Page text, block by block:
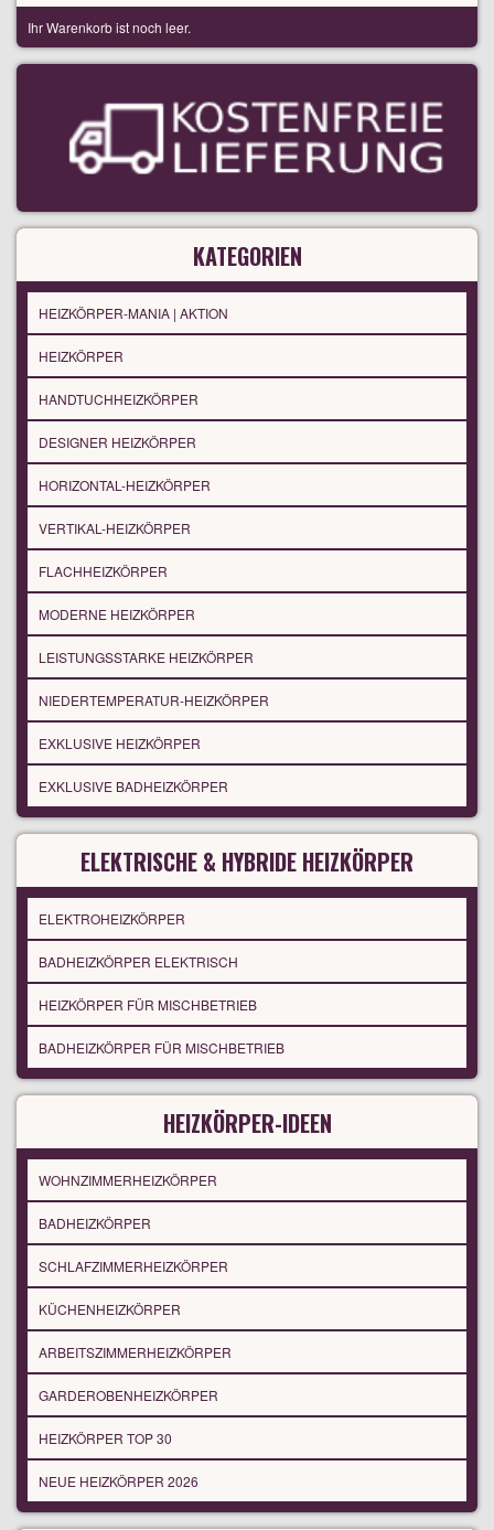
Ihr Warenkorb ist noch leer.
KATEGORIEN
HEIZKÖRPER-MANIA | AKTION
HEIZKÖRPER
HANDTUCHHEIZKÖRPER
DESIGNER HEIZKÖRPER
HORIZONTAL-HEIZKÖRPER
VERTIKAL-HEIZKÖRPER
FLACHHEIZKÖRPER
MODERNE HEIZKÖRPER
LEISTUNGSSTARKE HEIZKÖRPER
NIEDERTEMPERATUR-HEIZKÖRPER
EXKLUSIVE HEIZKÖRPER
EXKLUSIVE BADHEIZKÖRPER
ELEKTRISCHE & HYBRIDE HEIZKÖRPER
ELEKTROHEIZKÖRPER
BADHEIZKÖRPER ELEKTRISCH
HEIZKÖRPER FÜR MISCHBETRIEB
BADHEIZKÖRPER FÜR MISCHBETRIEB
HEIZKÖRPER-IDEEN
WOHNZIMMERHEIZKÖRPER
BADHEIZKÖRPER
SCHLAFZIMMERHEIZKÖRPER
KÜCHENHEIZKÖRPER
ARBEITSZIMMERHEIZKÖRPER
GARDEROBENHEIZKÖRPER
HEIZKÖRPER TOP 30
NEUE HEIZKÖRPER 2026